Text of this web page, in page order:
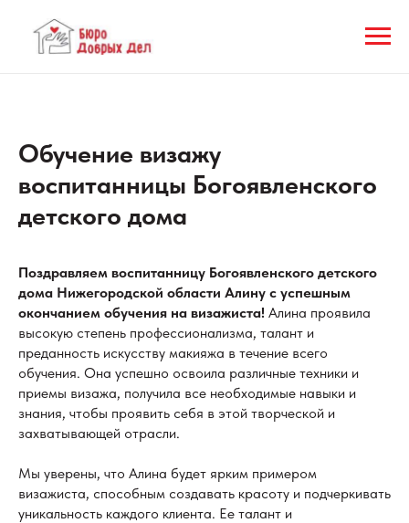
Обучение визажу
воспитанницы Богоявленского
детского дома
Поздравляем воспитанницу Богоявленского детского
дома Нижегородской области Алину с успешным
окончанием обучения на визажиста! Алина проявила
высокую степень профессионализма, талант и
преданность искусству макияжа в течение всего
обучения. Она успешно освоила различные техники и
приемы визажа, получила все необходимые навыки и
знания, чтобы проявить себя в этой творческой и
захватывающей отрасли.
Мы уверены, что Алина будет ярким примером
визажиста, способным создавать красоту и подчеркивать
уникальность каждого клиента. Ее талант и